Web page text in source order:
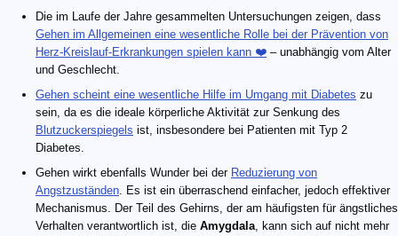
Die im Laufe der Jahre gesammelten Untersuchungen zeigen, dass
Gehen im Allgemeinen eine wesentliche Rolle bei der Prävention von
Herz-Kreislauf-Erkrankungen spielen kann ❤️ – unabhängig vom Alter
und Geschlecht.
Gehen scheint eine wesentliche Hilfe im Umgang mit Diabetes zu
sein, da es die ideale körperliche Aktivität zur Senkung des
Blutzuckerspiegels ist, insbesondere bei Patienten mit Typ 2
Diabetes.
Gehen wirkt ebenfalls Wunder bei der Reduzierung von
Angstzuständen. Es ist ein überraschend einfacher, jedoch effektiver
Mechanismus. Der Teil des Gehirns, der am häufigsten für ängstliches
Verhalten verantwortlich ist, die Amygdala, kann sich auf nicht mehr